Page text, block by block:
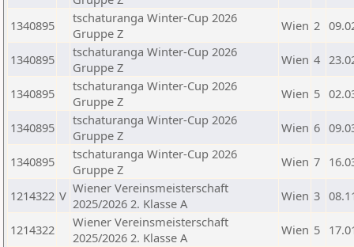
1340895
tschaturanga Winter-Cup 2026
Gruppe Z
Wien 2
1340895
tschaturanga Winter-Cup 2026
Gruppe Z
Wien 4
1340895
tschaturanga Winter-Cup 2026
Gruppe Z
Wien 5
1340895
tschaturanga Winter-Cup 2026
Gruppe Z
Wien 6
1340895
tschaturanga Winter-Cup 2026
Gruppe Z
Wien 7
1214322 V Wiener Vereinsmeisterschaft
2025/2026 2. Klasse A
Wien 3
1214322
Wiener Vereinsmeisterschaft
2025/2026 2. Klasse A
Wien 5